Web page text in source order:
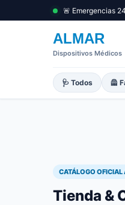
🚨 Emergencias
ALMAR
Dispositivos Médicos
🩺 Todos 🦺
CATÁLOGO OFICIAL
Tienda &